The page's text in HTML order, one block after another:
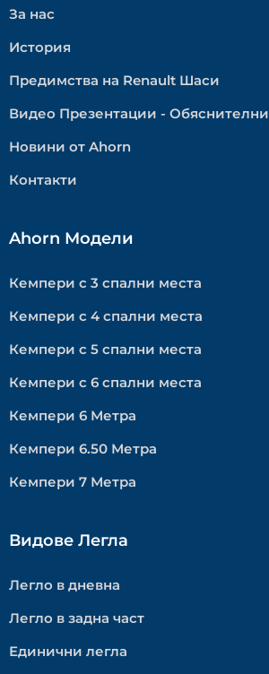
За нас
История
Предимства на Renault Шаси
Видео Презентации - Обяснителни
Новини от Ahorn
Контакти
Ahorn Модели
Кемпери с 3 спални места
Кемпери с 4 спални места
Кемпери с 5 спални места
Кемпери с 6 спални места
Кемпери 6 Метра
Кемпери 6.50 Метра
Кемпери 7 Метра
Видове Легла
Легло в дневна
Легло в задна част
Единични легла